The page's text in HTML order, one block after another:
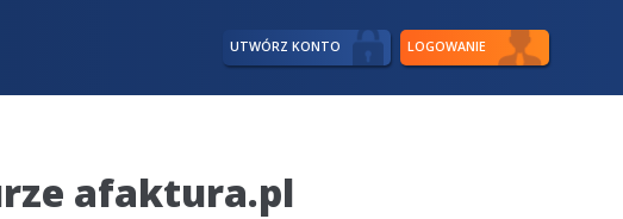
UTWÓRZ KONTO LOGOWANIE
afaktura.pl